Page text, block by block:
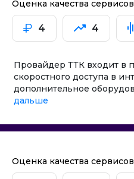
Домашний
Тарифы с
Оценка качества сервисов
4 4
Провайдер ТТК входит в
скоростного доступа в
дополнительное
дальше
Оценка качества сервисов